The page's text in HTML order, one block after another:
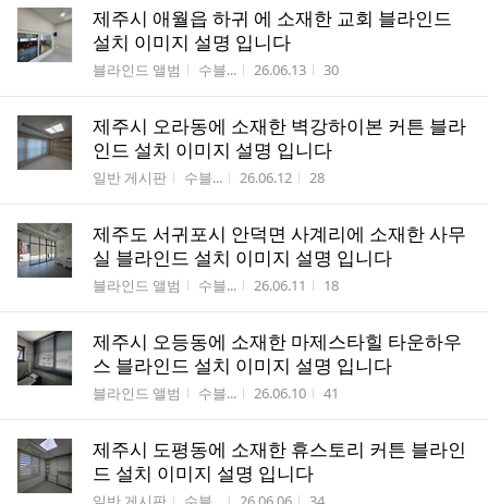
제주시 애월읍 하귀 에 소재한 교회 블라인드
설치 이미지 설명 입니다
게시판명
블라인드 앨범 작성자
수블... 작성시간
26.06.13 조회수
30
제주시 오라동에 소재한 벽강하이본 커튼 블라
인드 설치 이미지 설명 입니다
게시판명
일반 게시판 작성자
수블... 작성시간
26.06.12 조회수
28
제주도 서귀포시 안덕면 사계리에 소재한 사무
실 블라인드 설치 이미지 설명 입니다
게시판명
블라인드 앨범 작성자
수블... 작성시간
26.06.11 조회수
18
제주시 오등동에 소재한 마제스타힐 타운하우
스 블라인드 설치 이미지 설명 입니다
게시판명
블라인드 앨범 작성자
수블... 작성시간
26.06.10 조회수
41
제주시 도평동에 소재한 휴스토리 커튼 블라인
드 설치 이미지 설명 입니다
게시판명 작성자 작성시간 조회수